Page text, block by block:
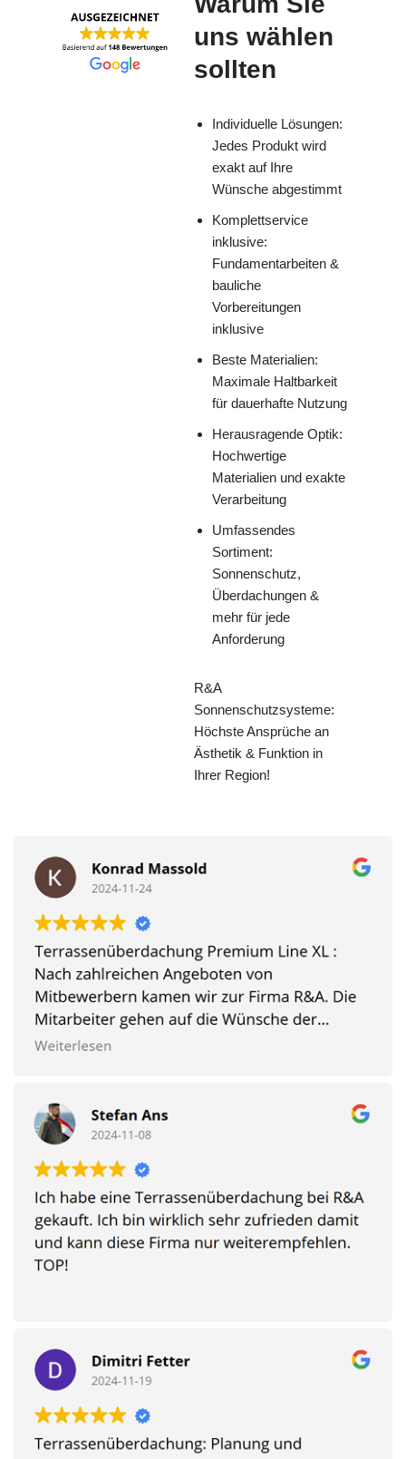
uns wählen
sollten
Individuelle Lösungen:
Jedes Produkt wird
exakt auf Ihre
Wünsche abgestimmt
Komplettservice
inklusive:
Fundamentarbeiten &
bauliche
Vorbereitungen
inklusive
Beste Materialien:
Maximale Haltbarkeit
für dauerhafte Nutzung
Herausragende Optik:
Hochwertige
Materialien und exakte
Verarbeitung
Umfassendes
Sortiment:
Sonnenschutz,
Überdachungen &
mehr für jede
Anforderung
R&A
Sonnenschutzsysteme:
Höchste Ansprüche an
Ästhetik & Funktion in
Ihrer Region!